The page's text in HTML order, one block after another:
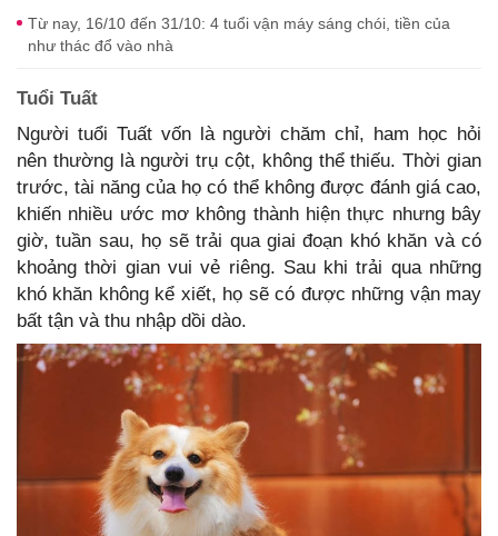
Từ nay, 16/10 đến 31/10: 4 tuổi vận máy sáng chói, tiền của
như thác đổ vào nhà
Tuổi Tuất
Người tuổi Tuất vốn là người chăm chỉ, ham học hỏi
nên thường là người trụ cột, không thể thiếu. Thời gian
trước, tài năng của họ có thể không được đánh giá cao,
khiến nhiều ước mơ không thành hiện thực nhưng bây
giờ, tuần sau, họ sẽ trải qua giai đoạn khó khăn và có
khoảng thời gian vui vẻ riêng. Sau khi trải qua những
khó khăn không kể xiết, họ sẽ có được những vận may
bất tận và thu nhập dồi dào.